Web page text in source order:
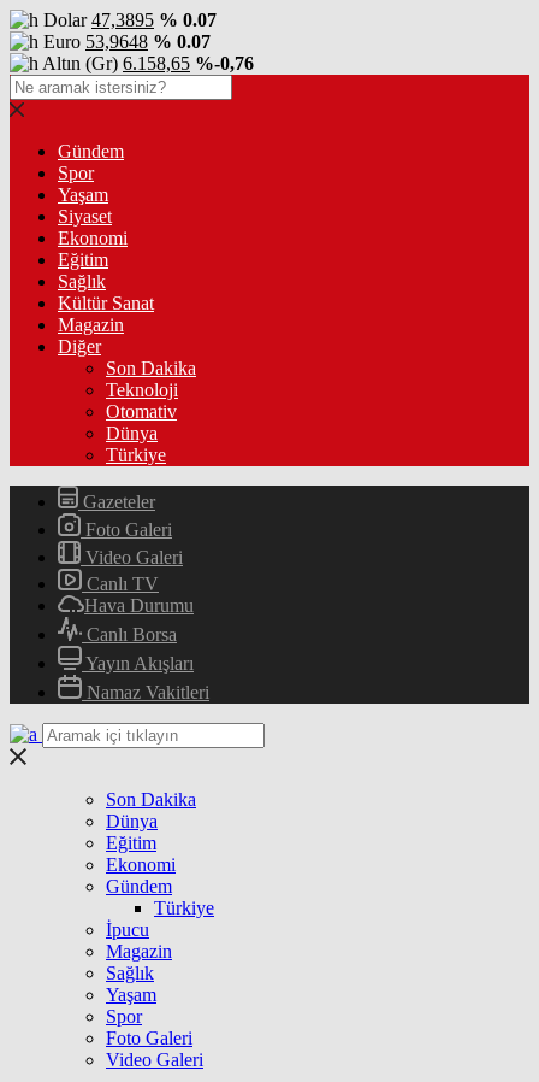
Dolar47,3895 % 0.07
Euro 53,9648 % 0.07
Altın (Gr) 6.158,65 %-0,76
Gündem
Spor
Yaşam
Siyaset
Ekonomi
Eğitim
Sağlık
Kültür Sanat
Magazin
Diğer
Son Dakika
Teknoloji
Otomativ
Dünya
Türkiye
Gazeteler
Foto Galeri
Video Galeri
Canlı TV
Hava Durumu
Canlı Borsa
Yayın Akışları
Namaz Vakitleri
Son Dakika
Dünya
Eğitim
Ekonomi
Gündem
Türkiye
İpucu
Magazin
Sağlık
Yaşam
Spor
Foto Galeri
Video Galeri